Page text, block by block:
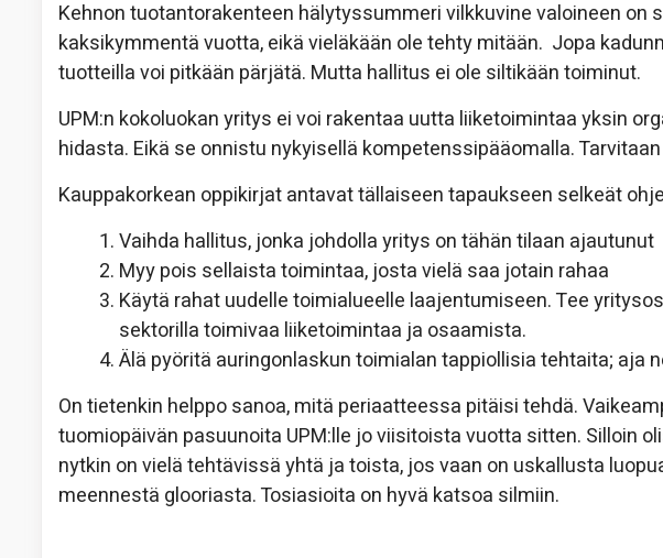
Kehnon tuotantorakenteen hälytyssummeri vilkkuvine valoineen on
kaksikymmentä vuotta, eikä vieläkään ole tehty mitään. Jopa
tuotteilla voi pitkään pärjätä. Mutta hallitus ei ole siltikään toiminut.
UPM:n kokoluokan yritys ei voi rakentaa uutta liiketoimintaa yksin
hidasta. Eikä se onnistu nykyisellä kompetenssipääomalla.
Kauppakorkean oppikirjat antavat tällaiseen tapaukseen selkeät
Vaihda hallitus, jonka johdolla yritys on tähän tilaan ajautunut
Myy pois sellaista toimintaa, josta vielä saa jotain rahaa
Käytä rahat uudelle toimialueelle laajentumiseen. Tee
sektorilla toimivaa liiketoimintaa ja osaamista.
Älä pyöritä auringonlaskun toimialan tappiollisia tehtaita; aja
On tietenkin helppo sanoa, mitä periaatteessa pitäisi tehdä.
tuomiopäivän pasuunoita UPM:lle jo viisitoista vuotta sitten. Silloin
nytkin on vielä tehtävissä yhtä ja toista, jos vaan on uskallusta
meennestä glooriasta. Tosiasioita on hyvä katsoa silmiin.